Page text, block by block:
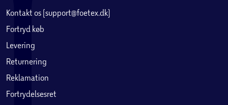
Kontakt os (support@foetex.dk)
Fortryd køb
Levering
Returnering
Reklamation
Fortrydelsesret